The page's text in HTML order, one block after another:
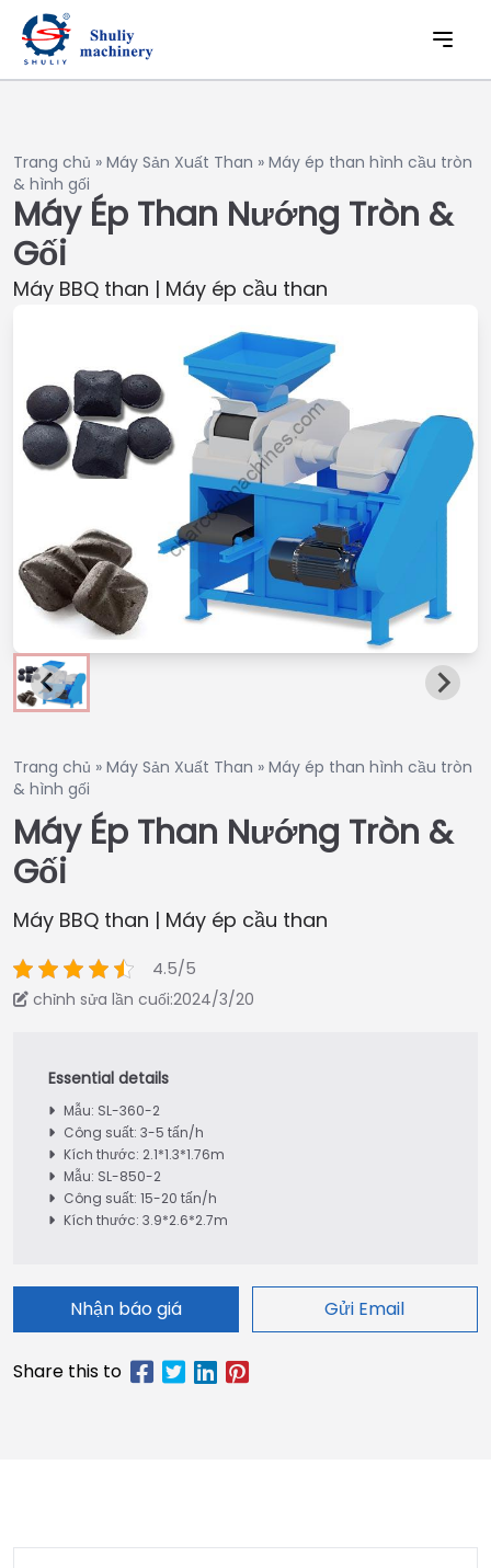
Trang chủ » Máy Sản Xuất Than » Máy ép than hình cầu tròn
& hình gối
Máy Ép Than Nướng Tròn &
Gối
Máy BBQ than | Máy ép cầu than
Trang chủ » Máy Sản Xuất Than » Máy ép than hình cầu tròn
& hình gối
Máy Ép Than Nướng Tròn &
Gối
Máy BBQ than | Máy ép cầu than
4.5/5
chỉnh sửa lần cuối:2024/3/20
Mẫu: SL-360-2
Công suất: 3-5 tấn/h
Kích thước: 2.1*1.3*1.76m
Mẫu: SL-850-2
Công suất: 15-20 tấn/h
Kích thước: 3.9*2.6*2.7m
Nhận báo giá Gửi Email